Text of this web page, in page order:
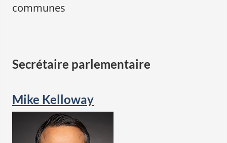
communes
Secrétaire parlementaire
Mike Kelloway